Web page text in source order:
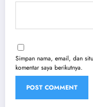
Simpan nama, email, dan
komentar saya berikutnya.